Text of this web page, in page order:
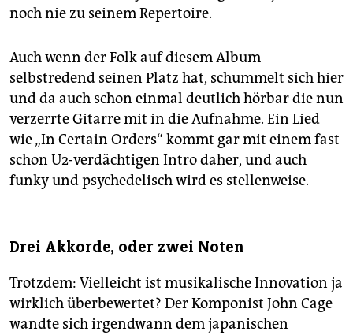
noch nie zu seinem Repertoire.
Auch wenn der Folk auf diesem Album
selbstredend seinen Platz hat, schummelt sich hier
und da auch schon einmal deutlich hörbar die nun
verzerrte Gitarre mit in die Aufnahme. Ein Lied
wie „In Certain Orders“ kommt gar mit einem fast
schon U2-verdächtigen Intro daher, und auch
funky und psychedelisch wird es stellenweise.
Drei Akkorde, oder zwei Noten
Trotzdem: Vielleicht ist musikalische Innovation ja
wirklich überbewertet? Der Komponist John Cage
wandte sich irgendwann dem japanischen